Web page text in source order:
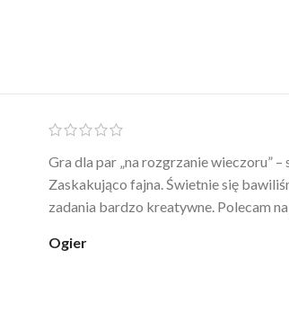
Ten żel intymny to był strzał w 10 –
poprawia komfort, ale też daje
ciepła. Nie uczula, bez zapachu. Kupuję